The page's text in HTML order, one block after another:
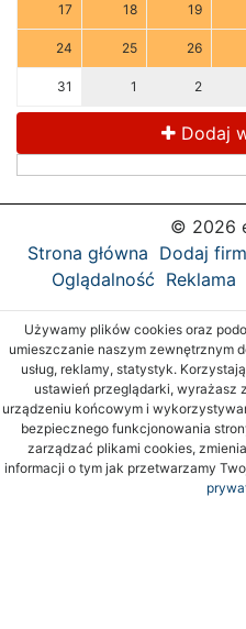
17 18 19
24 25 26
31 1 2
Dodaj
© 2026
Strona główna Dodaj
Oglądalność Reklama
Używamy plików cookies oraz
umieszczanie naszym zewnętrznym
usług, reklamy, statystyk.
ustawień przeglądarki, wyrażasz
urządzeniu końcowym i
bezpiecznego funkcjonowania
zarządzać plikami cookies,
informacji o tym jak przetwarzamy